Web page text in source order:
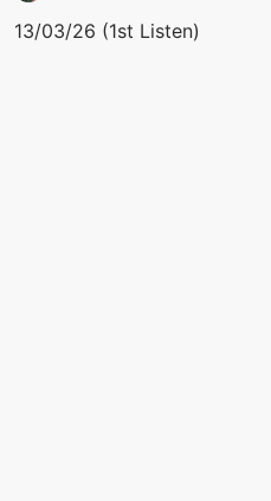
13/03/26 (1st Listen)